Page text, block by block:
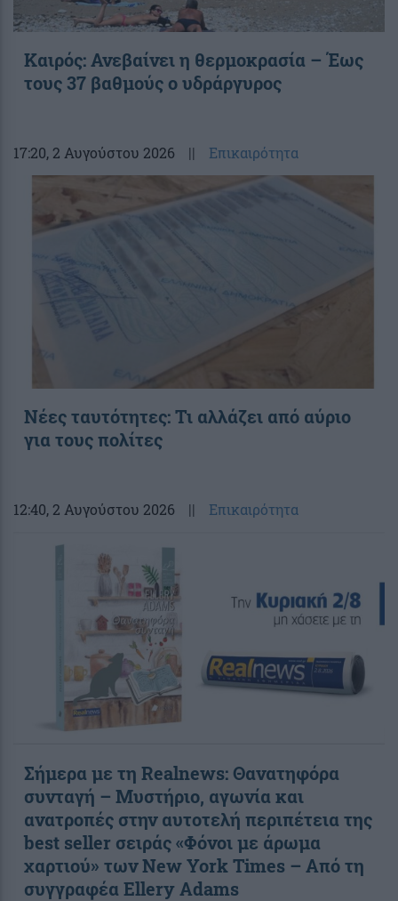
Καιρός: Ανεβαίνει η θερμοκρασία – Έως
τους 37 βαθμούς ο υδράργυρος
17:20, 2 Αυγούστου 2026 || Επικαιρότητα
Νέες ταυτότητες: Τι αλλάζει από αύριο
για τους πολίτες
12:40, 2 Αυγούστου 2026 || Επικαιρότητα
Σήμερα με τη Realnews: Θανατηφόρα
συνταγή – Μυστήριο, αγωνία και
ανατροπές στην αυτοτελή περιπέτεια της
best seller σειράς «Φόνοι με άρωμα
χαρτιού» των New York Times – Από τη
συγγραφέα Ellery Adams